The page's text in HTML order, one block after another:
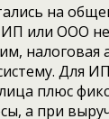
на
ИП или ООО
налоговая
Для ИП
плюс
а при